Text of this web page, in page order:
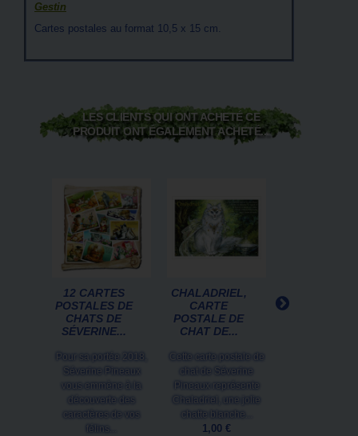
Gestin
Cartes postales au format 10,5 x 15 cm.
LES CLIENTS QUI ONT ACHETÉ CE
PRODUIT ONT ÉGALEMENT ACHETÉ...
12 CARTES
POSTALES DE
CHATS DE
SÉVERINE...
Pour sa portée 2018,
Séverine Pineaux
vous emmène à la
découverte des
caractères de vos
félins...
CHALADRIEL,
CARTE
POSTALE DE
CHAT DE...
Cette carte postale de
chat de Séverine
Pineaux représente
Chaladriel, une jolie
chatte blanche...
1,00 €
MINET,